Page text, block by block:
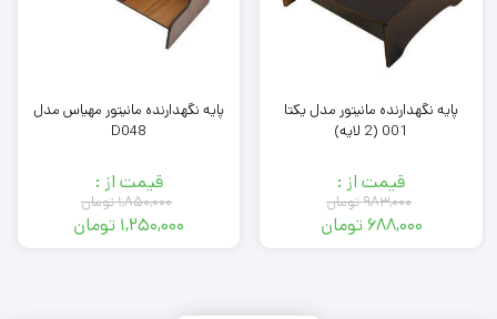
پایه نگهدارنده مانیتور مدل یکتا
001 (2 لایه)
قیمت از :
۹۸۳,۰۰۰تومان
۶۸۸,۰۰۰ تومان
پایه نگهدارنده مانیتور مهیاس مدل
D048
قیمت از :
۱,۸۵۰,۰۰۰تومان
۱,۲۵۰,۰۰۰ تومان